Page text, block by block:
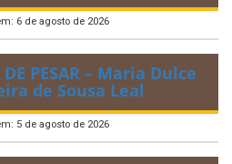
6 de agosto de 2026
DE PESAR – Maria Dulce
de Sousa Leal
5 de agosto de 2026